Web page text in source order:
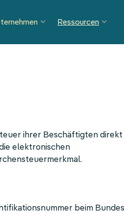
Ressourcen
ihrer Beschäftigten direkt
elektronischen
beim